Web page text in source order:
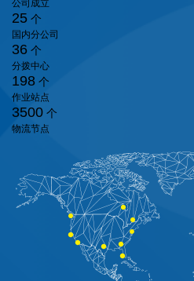
公司成立
25 个
国内分公司
36 个
分拨中心
198 个
作业站点
3500 个
物流节点